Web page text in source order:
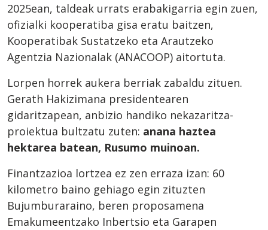
2025ean, taldeak urrats erabakigarria egin zuen,
ofizialki kooperatiba gisa eratu baitzen,
Kooperatibak Sustatzeko eta Arautzeko
Agentzia Nazionalak (ANACOOP) aitortuta.
Lorpen horrek aukera berriak zabaldu zituen.
Gerath Hakizimana presidentearen
gidaritzapean, anbizio handiko nekazaritza-
proiektua bultzatu zuten: anana haztea
hektarea batean, Rusumo muinoan.
Finantzazioa lortzea ez zen erraza izan: 60
kilometro baino gehiago egin zituzten
Bujumburaraino, beren proposamena
Emakumeentzako Inbertsio eta Garapen